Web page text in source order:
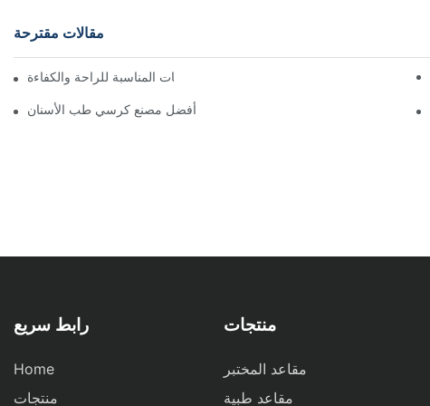
مقالات مقترحة
اختيار كراسي مختبر المستشفيات المناسبة للراحة والكفاءة
الدليل النهائي لاختيار أفضل مصنع كرسي طب الأسنان
رابط سريع
Home
منتجات
منتجات
مقاعد المختبر
مقاعد طبية